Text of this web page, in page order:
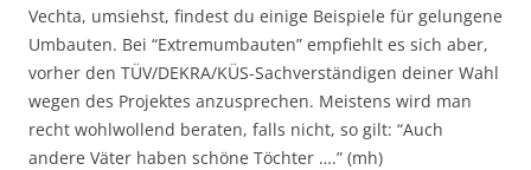
Vechta, umsiehst, findest du einige Beispiele für gelungene
Umbauten. Bei “Extremumbauten” empfiehlt es sich aber,
vorher den TÜV/DEKRA/KÜS-Sachverständigen deiner Wahl
wegen des Projektes anzusprechen. Meistens wird man
recht wohlwollend beraten, falls nicht, so gilt: “Auch
andere Väter haben schöne Töchter ….” (mh)